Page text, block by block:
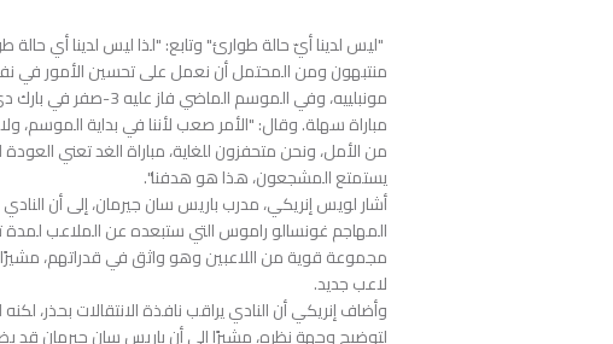
"ليس لدينا أيّ حالة طوارئ" وتابع: "لذا ليس لدينا أي حالة
منتبهون ومن المحتمل أن نعمل على تحسين الأمور
من الأمل، ونحن متحفزون للغاية، مباراة الغد تعني
يستمتع المشجعون، هذا هو هدفنا".
أشار لويس إنريكي، مدرب باريس سان جيرمان، إلى أن
المهاجم غونسالو راموس التي ستبعده عن الملاعب لمدة
مجموعة قوية من اللاعبين وهو واثق في قدراتهم،
لاعب جديد.
وأضاف إنريكي أن النادي يراقب نافذة الانتقالات بحذر،
لتوضيح وجهة نظره، مشيرًا إلى أن باريس سان جيرمان قد